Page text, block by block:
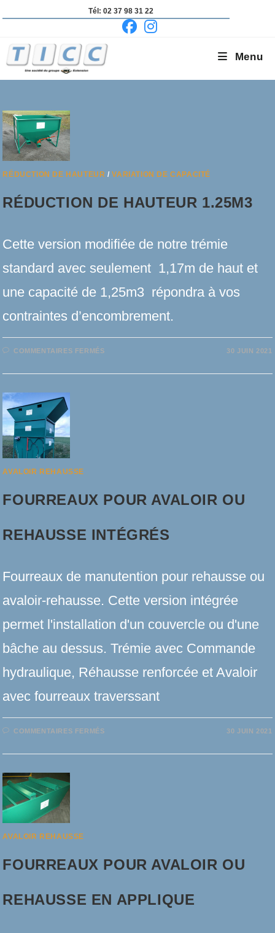
to
Tél: 02 37 98 31 22
Menu
RÉDUCTION DE HAUTEUR /VARIATION DE CAPACITÉ
RÉDUCTION DE HAUTEUR 1.25M3
Cette version modifiée de notre trémie
standard avec seulement 1,17m de haut et
une capacité de 1,25m3 répondra à vos
contraintes d’encombrement.​ ​
COMMENTAIRES FERMÉSSUR
HAUTEUR
30 JUIN 2021
AVALOIR REHAUSSE
FOURREAUX POUR AVALOIR OU
REHAUSSE INTÉGRÉS
Fourreaux de manutention pour rehausse ou
avaloir-rehausse. Cette version intégrée
permet l'installation d'un couvercle ou d'une
bâche au dessus. Trémie avec Commande
hydraulique, Réhausse renforcée et Avaloir
avec fourreaux traverssant
COMMENTAIRES FERMÉSSUR
AVALOIR
30 JUIN 2021
AVALOIR REHAUSSE
FOURREAUX POUR AVALOIR OU
REHAUSSE EN APPLIQUE